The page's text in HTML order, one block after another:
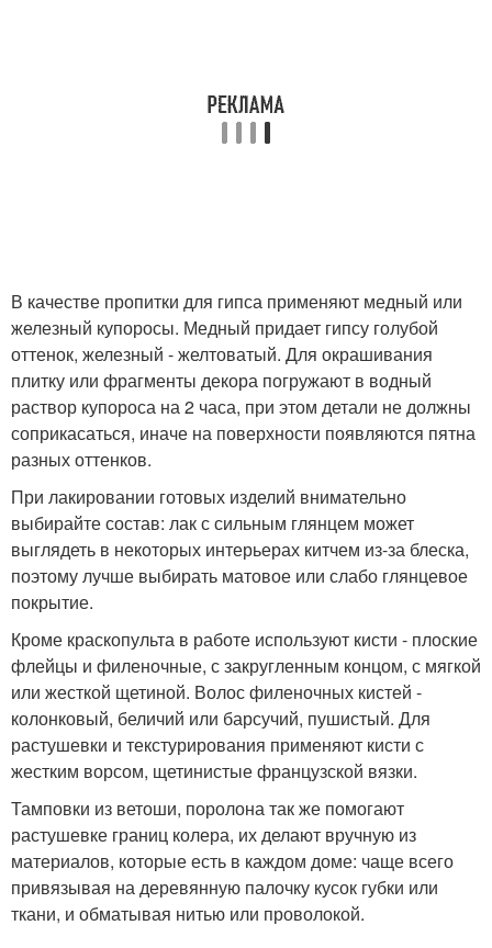
В качестве пропитки для гипса применяют медный или
железный купоросы. Медный придает гипсу голубой
оттенок, железный - желтоватый. Для окрашивания
плитку или фрагменты декора погружают в водный
раствор купороса на 2 часа, при этом детали не должны
соприкасаться, иначе на поверхности появляются пятна
разных оттенков.
При лакировании готовых изделий внимательно
выбирайте состав: лак с сильным глянцем может
выглядеть в некоторых интерьерах китчем из-за блеска,
поэтому лучше выбирать матовое или слабо глянцевое
покрытие.
Кроме краскопульта в работе используют кисти - плоские
флейцы и филеночные, с закругленным концом, с мягкой
или жесткой щетиной. Волос филеночных кистей -
колонковый, беличий или барсучий, пушистый. Для
растушевки и текстурирования применяют кисти с
жестким ворсом, щетинистые французской вязки.
Тамповки из ветоши, поролона так же помогают
растушевке границ колера, их делают вручную из
материалов, которые есть в каждом доме: чаще всего
привязывая на деревянную палочку кусок губки или
ткани, и обматывая нитью или проволокой.